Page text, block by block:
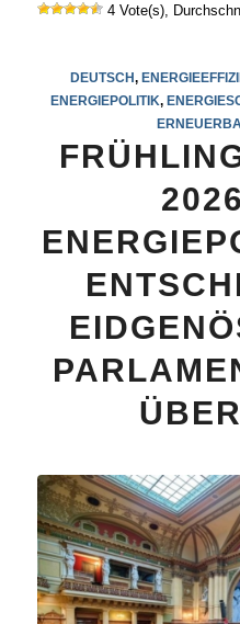
4 Vote(s),
DEUTSCH,
ENERGIEPOLITIK,